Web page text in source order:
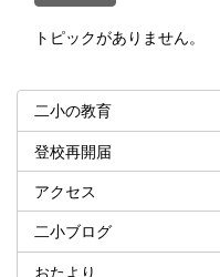
トピックがありません。
二小の教育
登校再開届
アクセス
二小ブログ
おたより